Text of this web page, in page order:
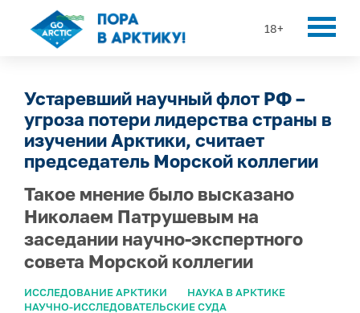
18+
Устаревший научный флот РФ –
угроза потери лидерства страны в
изучении Арктики, считает
председатель Морской коллегии
Такое мнение было высказано
Николаем Патрушевым на
заседании научно-экспертного
совета Морской коллегии
ИССЛЕДОВАНИЕ АРКТИКИ
НАУКА В АРКТИКЕ
НАУЧНО-ИССЛЕДОВАТЕЛЬСКИЕ СУДА